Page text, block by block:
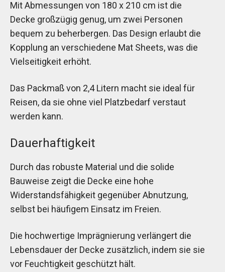
Mit Abmessungen von 180 x 210 cm ist die
Decke großzügig genug, um zwei Personen
bequem zu beherbergen. Das Design erlaubt die
Kopplung an verschiedene Mat Sheets, was die
Vielseitigkeit erhöht.
Das Packmaß von 2,4 Litern macht sie ideal für
Reisen, da sie ohne viel Platzbedarf verstaut
werden kann.
Dauerhaftigkeit
Durch das robuste Material und die solide
Bauweise zeigt die Decke eine hohe
Widerstandsfähigkeit gegenüber Abnutzung,
selbst bei häufigem Einsatz im Freien.
Die hochwertige Imprägnierung verlängert die
Lebensdauer der Decke zusätzlich, indem sie sie
vor Feuchtigkeit geschützt hält.